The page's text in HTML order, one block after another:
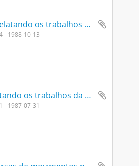
Boletins diários da CNBB (nº 212 a 352) relatando os trabalhos da Assembléia Nacional Constituinte
- 1988-10-13
Boletins diários da CNBB (nº1 a 113) relatando os trabalhos da Assembléia Nacional Constituinte
- 1987-07-31